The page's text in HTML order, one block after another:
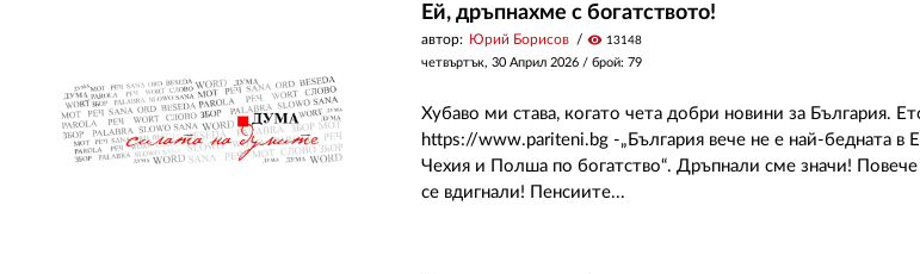
Ей, дръпнахме с богатството!
автор: Юрий Борисов visibility 13148
четвъртък, 30 Април 2026 / брой: 79
Хубаво ми става, когато чета добри новини за България.
https://www.pariteni.bg -„България вече не е най-бедната в
Чехия и Полша по богатство“. Дръпнали сме значи!
се вдигнали! Пенсиите...